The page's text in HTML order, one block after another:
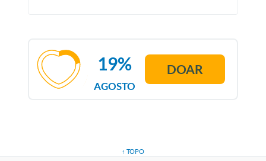
AGOSTO
19% DOAR
↑ TOPO